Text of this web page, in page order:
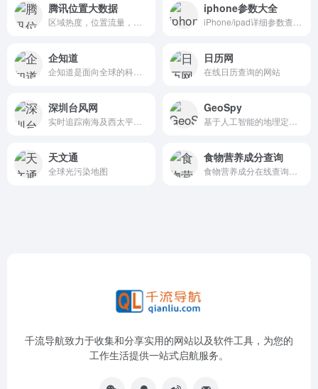
腾讯位置大数据 iphone参数大全
企知道 日历网
在线日历查询的网站
深圳台风网 GeoSpy
天文通
全球光污染地图
食物营养成分查询
千流导航致力于收集和分享实用的网站以及软件工具，为您的
工作生活提供一站式启航服务。